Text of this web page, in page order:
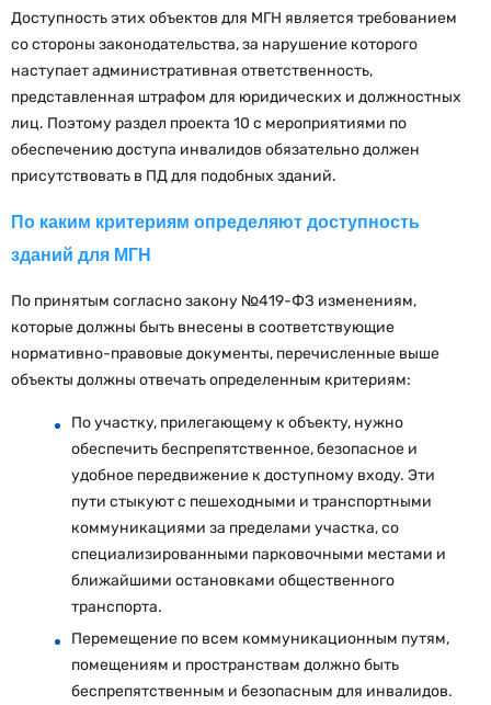
Доступность этих объектов для МГН является требованием
со стороны законодательства, за нарушение которого
наступает административная ответственность,
представленная штрафом для юридических и должностных
лиц. Поэтому раздел проекта 10 с мероприятиями по
обеспечению доступа инвалидов обязательно должен
присутствовать в ПД для подобных зданий.
По каким критериям определяют доступность
зданий для МГН
По принятым согласно закону №419-ФЗ изменениям,
которые должны быть внесены в соответствующие
нормативно-правовые документы, перечисленные выше
объекты должны отвечать определенным критериям:
По участку, прилегающему к объекту, нужно
обеспечить беспрепятственное, безопасное и
удобное передвижение к доступному входу. Эти
пути стыкуют с пешеходными и транспортными
коммуникациями за пределами участка, со
специализированными парковочными местами и
ближайшими остановками общественного
транспорта.
Перемещение по всем коммуникационным путям,
помещениям и пространствам должно быть
беспрепятственным и безопасным для инвалидов.